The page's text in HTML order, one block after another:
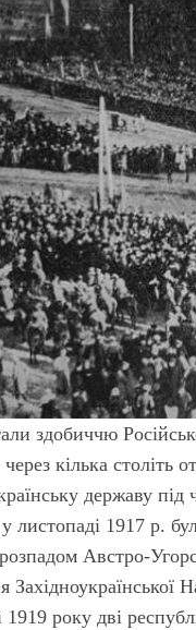
здобиччю
кілька століть
державу
у листопаді 1917 р.
Австро-
року дві